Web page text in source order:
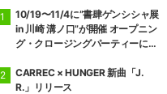
10/19〜11/4に”書肆ゲンシシャ展
in 川崎 溝ノ口”が開催 オープニン
グ・クロージングパーティーにD
CARREC × HUNGER 新曲「J.
R.」リリース